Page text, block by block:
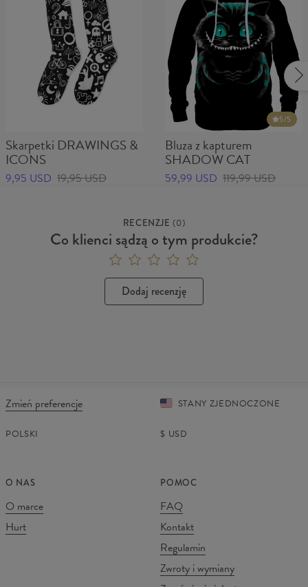
Skarpetki DRAWINGS &
ICONS
9,95 USD 19,95 USD
5/5
Bluza z kapturem
SHADOW CAT
59,99 USD 119,99 USD
RECENZJE (0)
Co klienci sądzą o tym produkcie?
Dodaj recenzję
Zmień preferencje STANY ZJEDNOCZONE
POLSKI $ USD
O NAS
O marce
Hurt
POMOC
FAQ
Kontakt
Regulamin
Zwroty i wymiany